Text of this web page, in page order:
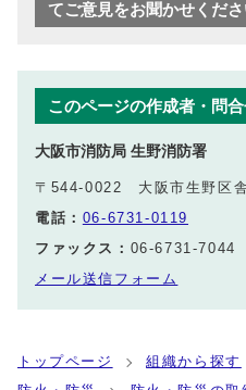
てご意見をお聞かせくだ
このページの作成者・問
大阪市消防局 生野消防署
〒544-0022 大阪市生野区
電話： 06-6731-0119
ファックス： 06-6731-7044
メール送信フォーム
トップページ 組織から探す